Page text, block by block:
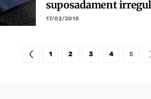
suposadament
17/02/2018
1 2 3 4 5